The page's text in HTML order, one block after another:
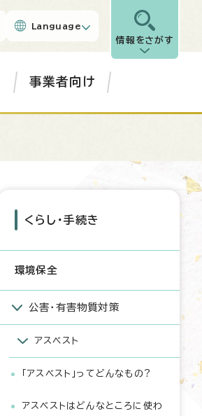
Language
情報をさがす
事業者向け
くらし・手続き
環境保全
公害・有害物質対策
アスベスト
「アスベスト」ってどんなもの?
アスベストはどんなところに使わ